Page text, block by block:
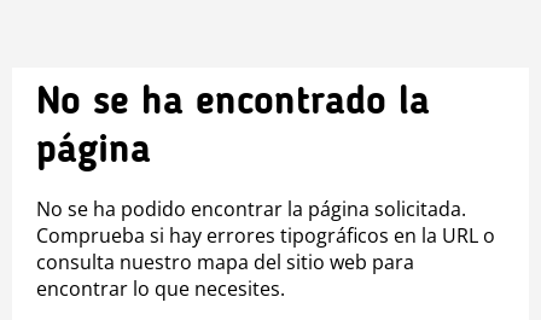
No se ha encontrado la
página
No se ha podido encontrar la página solicitada.
Comprueba si hay errores tipográficos en la URL o
consulta nuestro mapa del sitio web para
encontrar lo que necesites.